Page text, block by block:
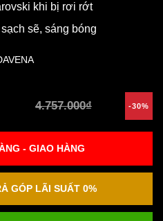
khi bị rơi rớt
sẽ, sáng bóng
4.757.000₫ -30%
- GIAO HÀNG
GÓP LÃI SUẤT 0%